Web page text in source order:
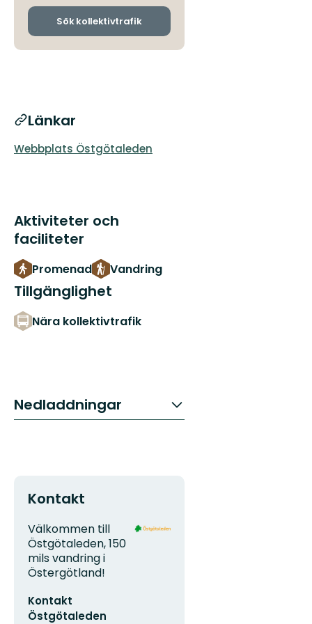
och
Sök kollektivtrafik
Länkar
Webbplats Östgötaleden
Aktiviteter och
faciliteter
Promenad Vandring
Tillgänglighet
Nära kollektivtrafik
Nedladdningar
Kontakt
Adress
Välkommen till
Östgötaleden, 150
mils vandring i
Östergötland!
postadress
Kontakt
Östgötaleden
Organisationens